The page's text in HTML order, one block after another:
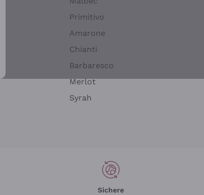
Primitivo
Amarone
Chianti
Barbaresco
Merlot
Syrah
Sichere